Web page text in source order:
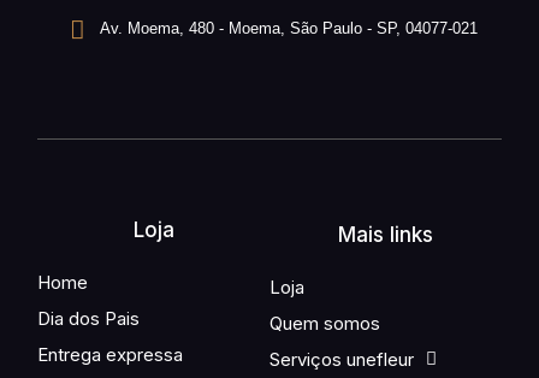
Av. Moema, 480 - Moema, São Paulo - SP, 04077-021
Loja
Home
Dia dos Pais
Entrega expressa
Mais links
Loja
Quem somos
Serviços unefleur